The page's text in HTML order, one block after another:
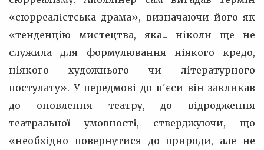
«сюрреалістська драма», визначаючи його як
«тенденцію мистецтва, яка... ніколи ще не
служила для формулювання ніякого кредо,
ніякого художнього чи літературного
постулату». У передмові до п'єси він закликав
до оновлення театру, до відродження
театральної умовності, стверджуючи, що
«необхідно повернутися до природи, але не